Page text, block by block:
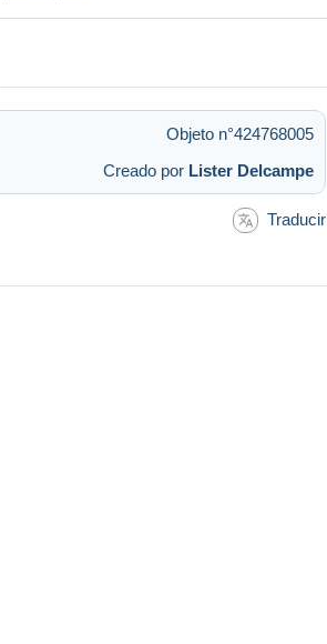
Objeto n°424768005
Creado por Lister Delcampe
Traducir